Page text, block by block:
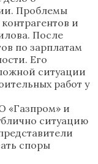
Проблемы
и
После
по зарплатам
Его
ситуации
работ у
«Газпром» и
ситуацию
споры